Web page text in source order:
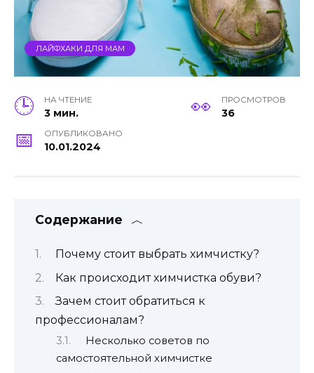
ЛАЙФХАКИ ДЛЯ МАМ
НА ЧТЕНИЕ
3 мин.
ПРОСМОТРОВ
36
ОПУБЛИКОВАНО
10.01.2024
Содержание
Почему стоит выбрать химчистку?
Как происходит химчистка обуви?
Зачем стоит обратиться к
профессионалам?
Несколько советов по
самостоятельной химчистке